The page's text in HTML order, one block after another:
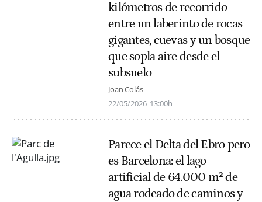
kilómetros de recorrido
entre un laberinto de rocas
gigantes, cuevas y un bosque
que sopla aire desde el
subsuelo
Joan Colás
22/05/2026 13:00h
Parece el Delta del Ebro pero
es Barcelona: el lago
artificial de 64.000 m² de
agua rodeado de caminos y